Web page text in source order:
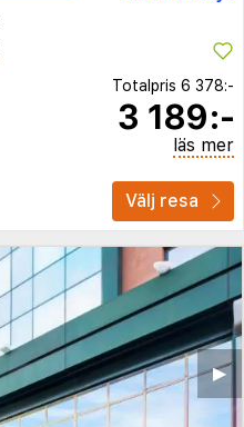
Totalpris 6 378:-
3 189:-
läs mer
Välj resa
▶︎